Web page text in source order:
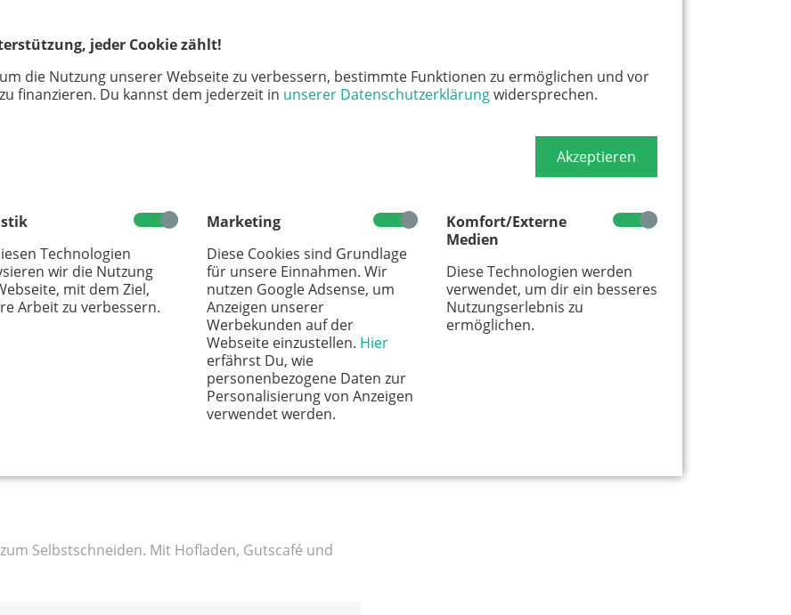
jeder Cookie zählt!
die Nutzung unserer Webseite zu verbessern, bestimmte Funktionen zu ermöglichen und vor
finanzieren. Du kannst dem jederzeit in unserer Datenschutzerklärungwidersprechen.
Akzeptieren
Technologien
wir die Nutzung
mit dem Ziel,
Arbeit zu verbessern.
Marketing
Diese Cookies sind Grundlage
für unsere Einnahmen. Wir
nutzen Google Adsense, um
Anzeigen unserer
Werbekunden auf der
Webseite einzustellen. Hier
erfährst Du, wie
personenbezogene Daten zur
Personalisierung von Anzeigen
verwendet werden.
Komfort/Externe
Medien
Diese Technologien werden
verwendet, um dir ein besseres
Nutzungserlebnis zu
ermöglichen.
gehört und deren Blüten sogar essbar sind.
Sonnenblumen und tatsächlich auch die
(Allium).
zum Selbstschneiden. Mit Bauernladen und
Wurst und Käse gekühlt aus dem „Regiomaten").
Selbstschneiden. Mit Hofladen, Gutscafé und